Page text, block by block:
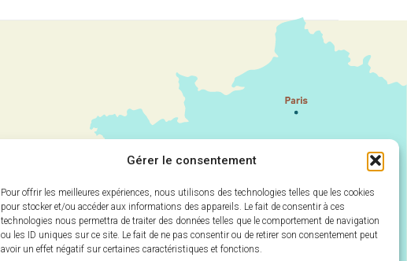
Gérer le consentement
Pour offrir les meilleures expériences, nous utilisons des technologies telles que les cookies
pour stocker et/ou accéder aux informations des appareils. Le fait de consentir à ces
technologies nous permettra de traiter des données telles que le comportement de navigation
ou les ID uniques sur ce site. Le fait de ne pas consentir ou de retirer son consentement peut
avoir un effet négatif sur certaines caractéristiques et fonctions.